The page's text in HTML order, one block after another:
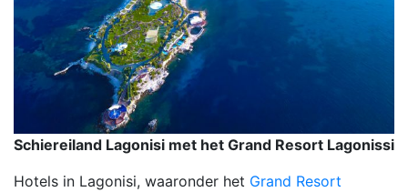
Schiereiland Lagonisi met het Grand Resort Lagonissi
Hotels in Lagonisi, waaronder het Grand Resort